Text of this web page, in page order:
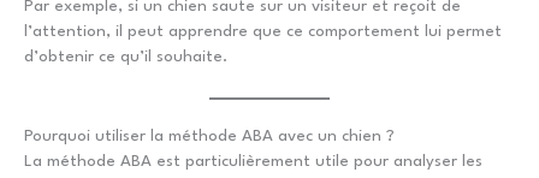
Par exemple, si un chien saute sur un visiteur et reçoit de
l’attention, il peut apprendre que ce comportement lui permet
d’obtenir ce qu’il souhaite.
Pourquoi utiliser la méthode ABA avec un chien ?
La méthode ABA est particulièrement utile pour analyser les